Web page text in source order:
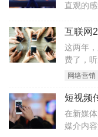
直观的
步，更
行业注
互联网
这两年
费了，
共享单
网络营销
短视频
在新媒
媒介内